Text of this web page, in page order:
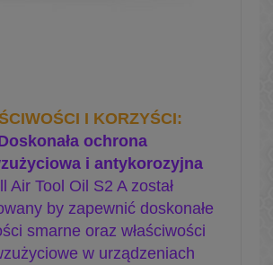
I KORZYŚCI:
ochrona
i antykorozyjna
Air Tool Oil S2 A został
by zapewnić doskonałe
smarne oraz właściwości
w urządzeniach